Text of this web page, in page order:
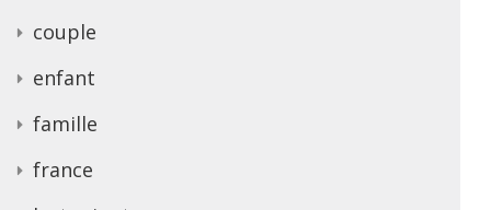
couple
enfant
famille
france